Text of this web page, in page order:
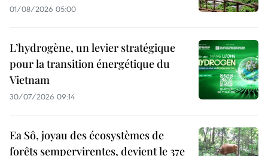
01/08/2026 05:00
L’hydrogène, un levier stratégique
pour la transition énergétique du
Vietnam
30/07/2026 09:14
Ea Sô, joyau des écosystèmes de
forêts sempervirentes, devient le 37e